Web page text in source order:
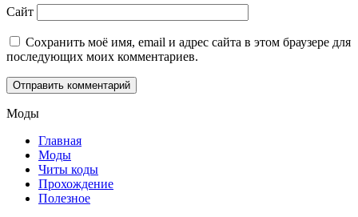
Сайт
Сохранить моё имя, email и адрес сайта в этом браузере для
последующих моих комментариев.
Моды
Главная
Моды
Читы коды
Прохождение
Полезное